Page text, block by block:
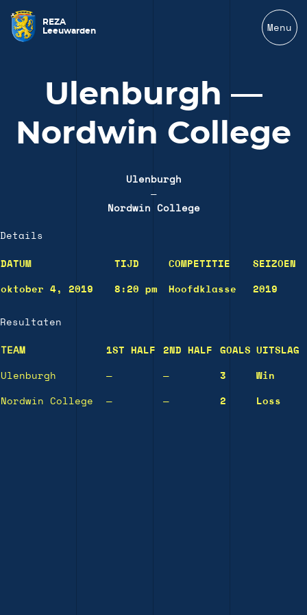
REZA
Leeuwarden
Menu
Ulenburgh —
Nordwin College
Ulenburgh
—
Nordwin College
Details
DATUM TIJD COMPETITIE SEIZOEN
oktober 4, 2019 8:20 pm Hoofdklasse 2019
Resultaten
TEAM 1ST HALF 2ND HALF GOALS UITSLAG
Ulenburgh — — 3 Win
Nordwin College — — 2 Loss